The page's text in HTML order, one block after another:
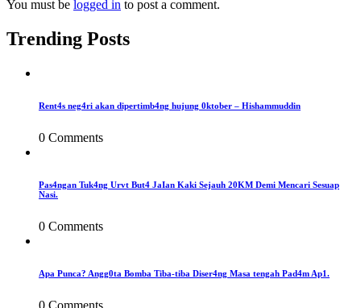
You must be logged in to post a comment.
Trending Posts
Rent4s neg4ri akan dipertimb4ng hujung 0ktober – Hishammuddin
0 Comments
Pas4ngan Tuk4ng Urvt But4 JaIan Kaki Sejauh 20KM Demi Mencari Sesuap
Nasi.
0 Comments
Apa Punca? Angg0ta Bomba Tiba-tiba Diser4ng Masa tengah Pad4m Ap1.
0 Comments